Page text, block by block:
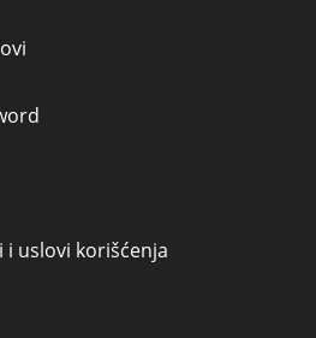
uslovi korišćenja